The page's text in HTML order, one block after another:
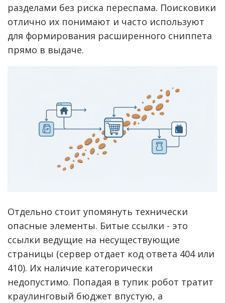
разделами без риска переспама. Поисковики
отлично их понимают и часто используют
для формирования расширенного сниппета
прямо в выдаче.
Отдельно стоит упомянуть технически
опасные элементы. Битые ссылки - это
ссылки ведущие на несуществующие
страницы (сервер отдает код ответа 404 или
410). Их наличие категорически
недопустимо. Попадая в тупик робот тратит
краулинговый бюджет впустую, а